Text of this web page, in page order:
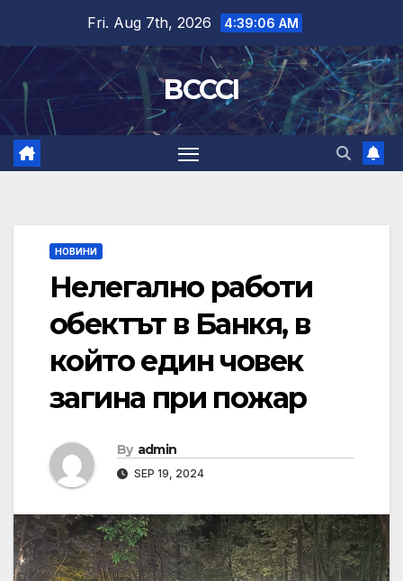
content
Fri. Aug 7th, 2026 4:39:07 AM
BCCCI
НОВИНИ
Нелегално работи
обектът в Банкя, в
който един човек
загина при пожар
By admin
SEP 19, 2024